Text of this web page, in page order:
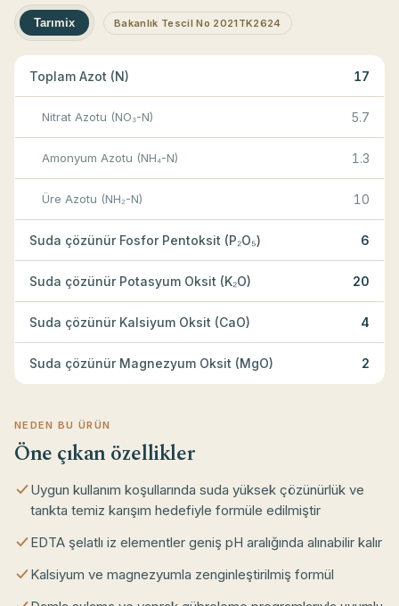
Tarımix Bakanlık Tescil No 2021TK2624
Toplam Azot (N) 17
Nitrat Azotu (NO₃-N) 5.7
Amonyum Azotu (NH₄-N) 1.3
Üre Azotu (NH₂-N) 10
Suda çözünür Fosfor Pentoksit (P₂O₅) 6
Suda çözünür Potasyum Oksit (K₂O) 20
Suda çözünür Kalsiyum Oksit (CaO) 4
Suda çözünür Magnezyum Oksit (MgO) 2
NEDEN BU ÜRÜN
Öne çıkan özellikler
Uygun kullanım koşullarında suda yüksek çözünürlük ve
tankta temiz karışım hedefiyle formüle edilmiştir
EDTA şelatlı iz elementler geniş pH aralığında alınabilir kalır
Kalsiyum ve magnezyumla zenginleştirilmiş formül